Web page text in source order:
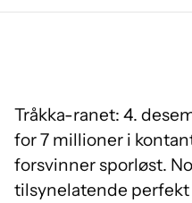
Tråkka-ranet: 4.
for 7 millioner i
forsvinner sporløst.
tilsynelatende perfekt